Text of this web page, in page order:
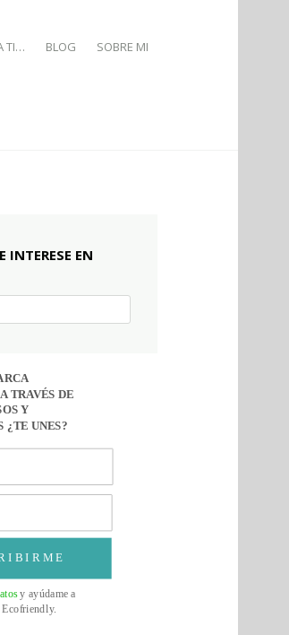
TI… BLOG SOBRE MI
INTERESE EN
TRAVÉS DE
Y
¿TE UNES?
y ayúdame a